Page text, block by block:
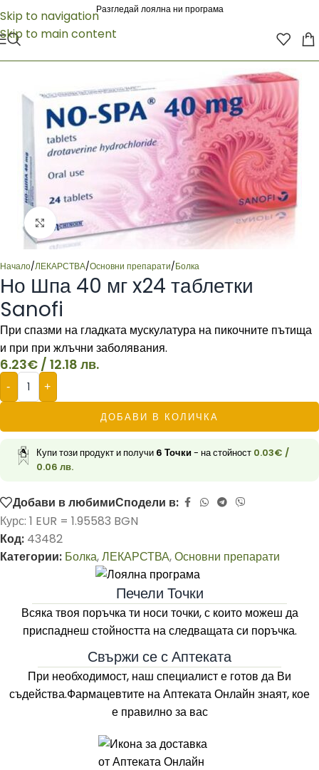
Skip to navigation
Skip to main content
Разгледай лоялна ни програма
Click to enlarge
Начало/ЛЕКАРСТВА/Основни препарати/Болка
Но Шпа 40 мг x24 таблетки
Sanofi
При спазми на гладката мускулатура на пикочните пътища
и при при жлъчни заболявания.
6.23€ / 12.18 лв.
- +
ДОБАВИ В КОЛИЧКА
Купи този продукт и получи 6 Точки- на стойност 0.03€ /
0.06 лв.
Добави в любимиСподели в:
Курс: 1 EUR = 1.95583 BGN
Код: 43482
Категории: Болка,ЛЕКАРСТВА,Основни препарати
Печели Точки
Всяка твоя поръчка ти носи точки, с които можеш да
приспаднеш стойността на следващата си поръчка.
Свържи се с Аптеката
При необходимост, наш специалист е готов да Ви
съдейства.Фармацевтите наАптеката Онлайн знаят, кое
е правилно за вас